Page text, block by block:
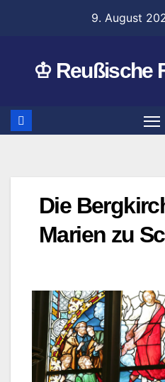
9. August
♔ Reußische
Die
Marien zu